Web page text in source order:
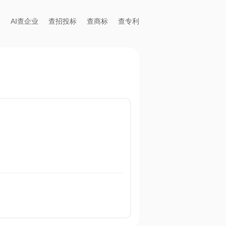
AI查企业 查招投标 查商标 查专利